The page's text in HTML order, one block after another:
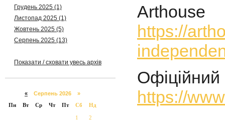
Грудень 2025 (1)
Листопад 2025 (1)
Жовтень 2025 (5)
Серпень 2025 (13)
Показати / сховати увесь архів
« Серпень 2026 »
Пн
Вт Ср Чт Пт Сб Нд
1 2
https://
https://